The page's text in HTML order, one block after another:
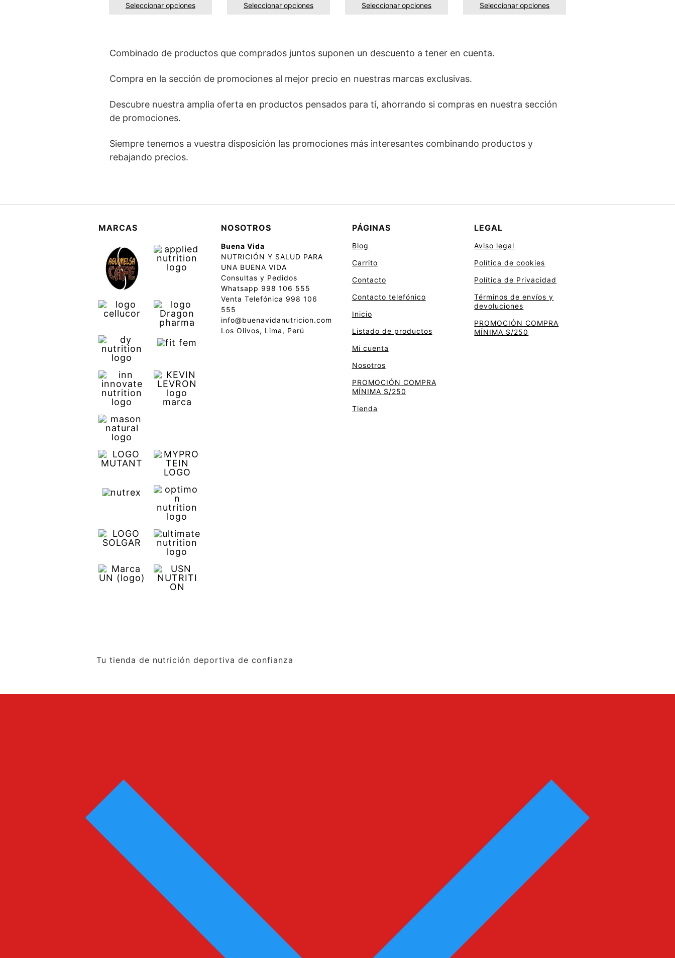
Seleccionar opciones Seleccionar opciones Seleccionar opciones Seleccionar opciones
Combinado de productos que comprados juntos suponen un descuento a tener en cuenta.
Compra en la sección de promociones al mejor precio en nuestras marcas exclusivas.
Descubre nuestra amplia oferta en productos pensados para tí, ahorrando si compras en nuestra sección
de promociones.
Siempre tenemos a vuestra disposición las promociones más interesantes combinando productos y
rebajando precios.
MARCAS NOSOTROS
Buena Vida
NUTRICIÓN Y SALUD PARA
UNA BUENA VIDA
Consultas y Pedidos
Whatsapp 998 106 555
Venta Telefónica 998 106
555
info@buenavidanutricion.com
Los Olivos, Lima, Perú
PÁGINAS
Blog
Carrito
Contacto
Contacto telefónico
Inicio
Listado de productos
Mi cuenta
Nosotros
PROMOCIÓN COMPRA
MÍNIMA S/250
Tienda
LEGAL
Aviso legal
Política de cookies
Política de Privacidad
Términos de envíos y
devoluciones
PROMOCIÓN COMPRA
MÍNIMA S/250
Tu tienda de nutrición deportiva de confianza